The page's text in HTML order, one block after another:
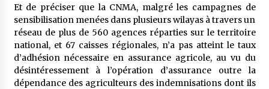
Et de préciser que la CNMA, malgré les campagnes de
sensibilisation menées dans plusieurs wilayas à travers un
réseau de plus de 560 agences réparties sur le territoire
national, et 67 caisses régionales, n’a pas atteint le taux
d’adhésion nécessaire en assurance agricole, au vu du
désintéressement à l’opération d’assurance outre la
dépendance des agriculteurs des indemnisations dont ils